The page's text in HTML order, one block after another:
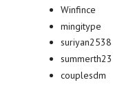
Winfince
mingitype
suriyan2538
summerth23
couplesdm